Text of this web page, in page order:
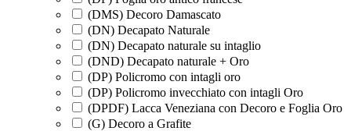
(DMS) Decoro Damascato
(DN) Decapato Naturale
(DN) Decapato naturale su intaglio
(DND) Decapato naturale + Oro
(DP) Policromo con intagli oro
(DP) Policromo invecchiato con intagli Oro
(DPDF) Lacca Veneziana con Decoro e Foglia Oro
(G) Decoro a Grafite